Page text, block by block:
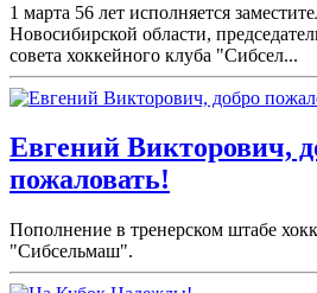
1 марта 56 лет исполняется
Новосибирской области,
совета хоккейного клуба "Сибсел...
Евгений Викторович,
пожаловать!
Пополнение в тренерском штабе
"Сибсельмаш".